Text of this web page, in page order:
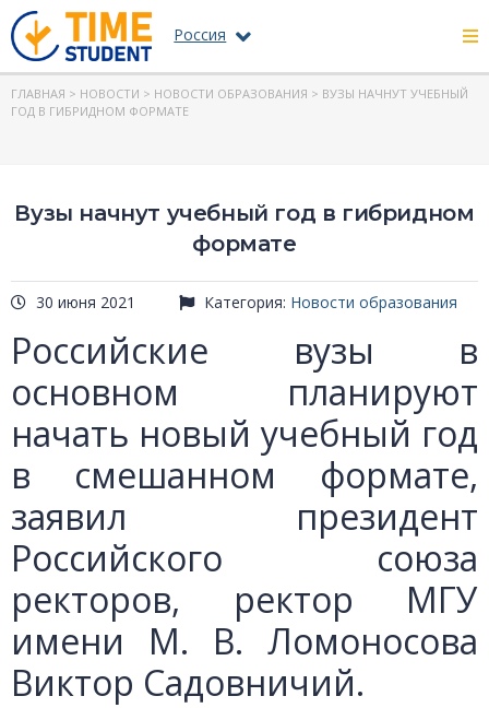
Россия
ГЛАВНАЯ > НОВОСТИ > НОВОСТИ ОБРАЗОВАНИЯ > ВУЗЫ НАЧНУТ УЧЕБНЫЙ
ГОД В ГИБРИДНОМ ФОРМАТЕ
Вузы начнут учебный год в гибридном
формате
30 июня 2021 Категория: Новости образования
Российские вузы в
основном планируют
начать новый учебный год
в смешанном формате,
заявил президент
Российского союза
ректоров, ректор МГУ
имени М. В. Ломоносова
Виктор Садовничий.